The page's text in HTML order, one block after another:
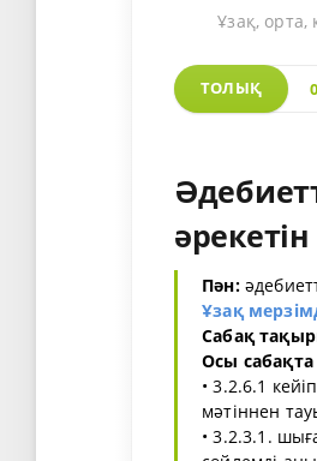
Ұзақ,
ТОЛЫҚ 0
Пән:
Ұзақ
Сабақ
Осы сабақта
• 3.2.6.1
мәтіннен
• 3.2.3.1.